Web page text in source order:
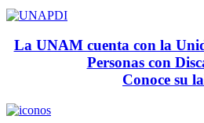
La UNAM cuenta con la
Personas con
Conoce su